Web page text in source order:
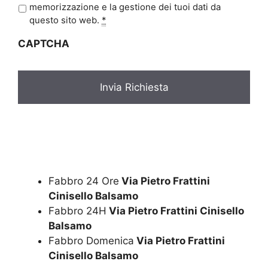
r
a
y
memorizzazione e la gestione dei tuoi dati da
questo sito web. *
CAPTCHA
Fabbro 24 Ore Via Pietro Frattini
Cinisello Balsamo
Fabbro 24H Via Pietro Frattini Cinisello
Balsamo
Fabbro Domenica Via Pietro Frattini
Cinisello Balsamo